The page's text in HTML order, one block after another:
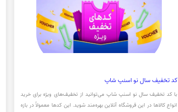
کد تخفیف سال نو اسنپ شاپ
با کد تخفیف سال نو اسنپ شاپ می‌توانید از تخفیف‌های ویژه برای خرید
انواع کالاها در این فروشگاه آنلاین بهره‌مند شوید. این کدها معمولاً در بازه